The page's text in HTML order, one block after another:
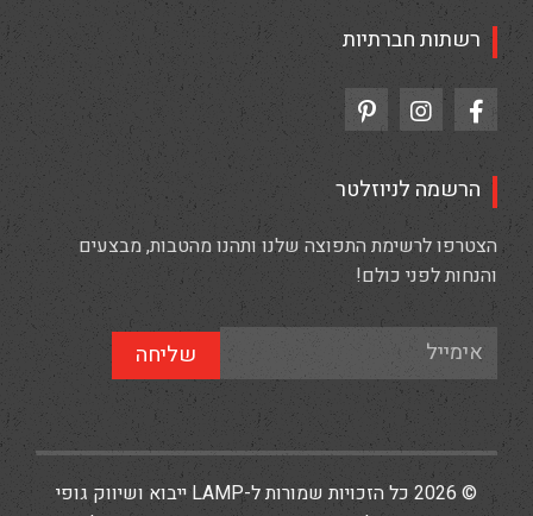
רשתות חברתיות
הרשמה לניוזלטר
הצטרפו לרשימת התפוצה שלנו ותהנו מהטבות, מבצעים
והנחות לפני כולם!
שליחה
© 2026 כל הזכויות שמורות ל-LAMP ייבוא ושיווק גופי